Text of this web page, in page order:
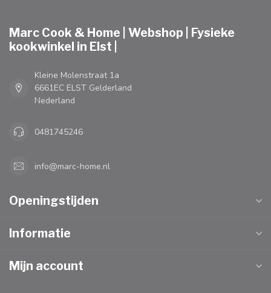
Marc Cook & Home | Webshop | Fysieke
kookwinkel in Elst |
Kleine Molenstraat 1a
6661EC ELST Gelderland
Nederland
0481745246
info@marc-home.nl
Openingstijden
Informatie
Mijn account